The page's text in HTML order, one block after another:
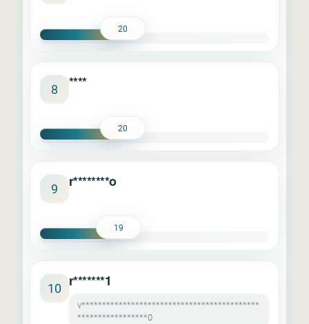
20
8 ****
20
9 r********o
19
10 r*******1
v*******************************************
*****************0